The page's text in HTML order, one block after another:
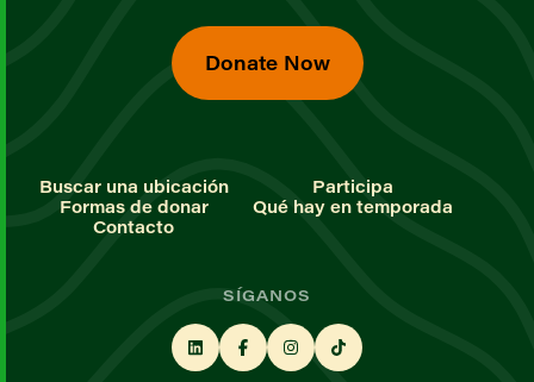
Donate Now
Buscar una ubicación
Participa
Formas de donar
Qué hay en temporada
Contacto
SÍGANOS